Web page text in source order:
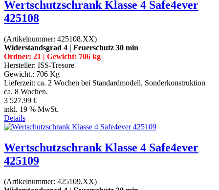
Wertschutzschrank Klasse 4 Safe4ever
425108
(Artikelnummer: 425108.XX)
Widerstandsgrad 4 | Feuerschutz 30 min
Ordner: 21 | Gewicht: 706 kg
Hersteller: ISS-Tresore
Gewicht.: 706 Kg
Lieferzeit: ca. 2 Wochen bei Standardmodell, Sonderkonstruktion
ca. 8 Wochen.
3 527.99 €
inkl. 19 % MwSt.
Details
Wertschutzschrank Klasse 4 Safe4ever
425109
(Artikelnummer: 425109.XX)